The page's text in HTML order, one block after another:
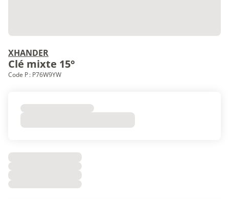
XHANDER
Clé mixte 15°
Code P : P76W9YW